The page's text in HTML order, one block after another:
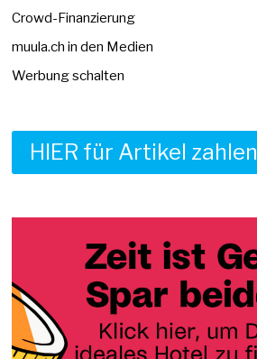
Crowd-Finanzierung
muula.ch in den Medien
Werbung schalten
HIER für Artikel zahlen